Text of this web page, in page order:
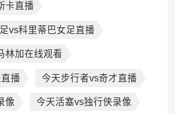
卡直播
vs科里蒂巴女足直播
林加在线观看
播 今天步行者vs奇才直播
像 今天活塞vs独行侠录像